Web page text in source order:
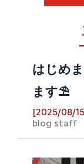
はじめ
ます⛱️
[2025/08/
blog staff